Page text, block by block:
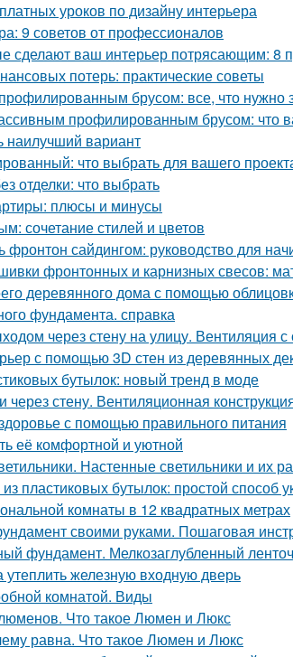
уроков по дизайну интерьера
9 советов от профессионалов
сделают ваш интерьер потрясающим: 8
потерь: практические советы
брусом: все, что нужно
профилированным брусом: что
наилучший вариант
что выбрать для вашего
отделки: что выбрать
плюсы и минусы
сочетание стилей и цветов
фронтон сайдингом: руководство для
фронтонных и карнизных свесов:
деревянного дома с помощью
фундамента. справка
через стену на улицу. Вентиляция с
с помощью 3D стен из деревянных
бутылок: новый тренд в моде
через стену. Вентиляционная
с помощью правильного питания
её комфортной и уютной
Настенные светильники и их
пластиковых бутылок: простой способ
комнаты в 12 квадратных метрах
своими руками. Пошаговая
фундамент. Мелкозаглубленный
железную входную дверь
комнатой. Виды
Что такое Люмен и Люкс
равна. Что такое Люмен и Люкс